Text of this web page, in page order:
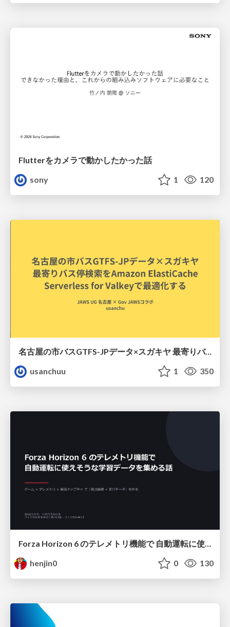
Flutterをカメラで動かしたかった話
sony
1 120
名古屋の市バスGTFS-JPデータ×スガキヤ 最寄りバス停検索をAmazon ElastiCache Serverless for Valkeyで最適化する
usanchuu
1 350
henjin0
0 130